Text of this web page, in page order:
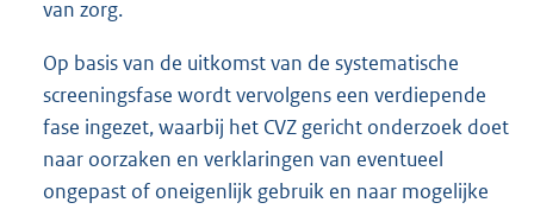
van zorg.
Op basis van de uitkomst van de systematische
screeningsfase wordt vervolgens een verdiepende
fase ingezet, waarbij het CVZ gericht onderzoek doet
naar oorzaken en verklaringen van eventueel
ongepast of oneigenlijk gebruik en naar mogelijke